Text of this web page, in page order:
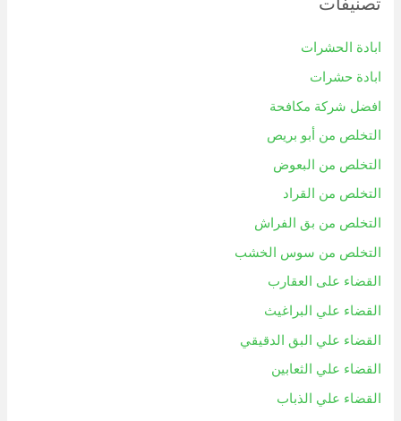
ابادة الحشرات
ابادة حشرات
افضل شركة مكافحة
التخلص من أبو بريص
التخلص من البعوض
التخلص من القراد
التخلص من بق الفراش
التخلص من سوس الخشب
القضاء على العقارب
القضاء علي البراغيث
القضاء علي البق الدقيقي
القضاء علي الثعابين
القضاء علي الذباب